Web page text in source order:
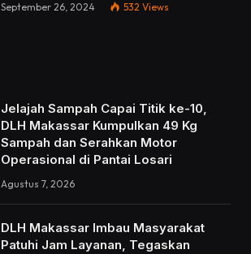
September 26, 2024 532 Views
Jelajah Sampah Capai Titik ke-10,
DLH Makassar Kumpulkan 49 Kg
Sampah dan Serahkan Motor
Operasional di Pantai Losari
Agustus 7, 2026
DLH Makassar Imbau Masyarakat
Patuhi Jam Layanan, Tegaskan